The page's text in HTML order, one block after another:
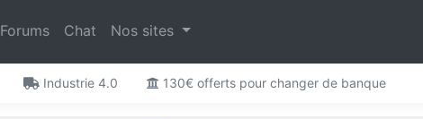
Forums Chat Nos sites
Industrie 4.0 130€ offerts pour changer de banque